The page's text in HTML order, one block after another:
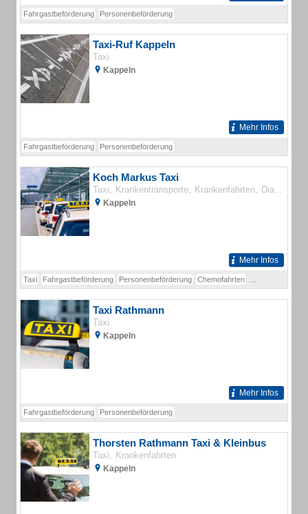
Fahrgastbeförderung Personenbeförderung
Taxi-Ruf Kappeln
Taxi
Kappeln
Mehr Infos
Fahrgastbeförderung Personenbeförderung
Koch Markus Taxi
Taxi Krankentransporte Krankenfahrten Dialysefahrten
Kappeln
Mehr Infos
Taxi Fahrgastbeförderung Personenbeförderung Chemofahrten
Taxi Rathmann
Taxi
Kappeln
Mehr Infos
Fahrgastbeförderung Personenbeförderung
Thorsten Rathmann Taxi & Kleinbus
Taxi Krankenfahrten
Kappeln